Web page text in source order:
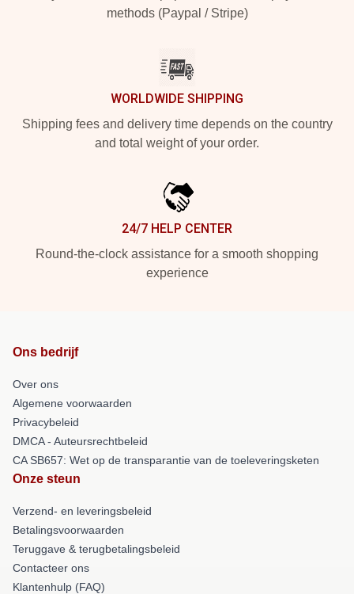
methods (Paypal / Stripe)
WORLDWIDE SHIPPING
Shipping fees and delivery time depends on the country
and total weight of your order.
24/7 HELP CENTER
Round-the-clock assistance for a smooth shopping
experience
Ons bedrijf
Over ons
Algemene voorwaarden
Privacybeleid
DMCA - Auteursrechtbeleid
CA SB657: Wet op de transparantie van de toeleveringsketen
Onze steun
Verzend- en leveringsbeleid
Betalingsvoorwaarden
Teruggave & terugbetalingsbeleid
Contacteer ons
Klantenhulp (FAQ)